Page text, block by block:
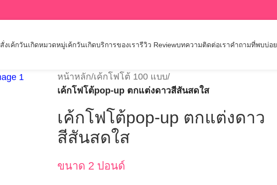
สั่งเค้กวันเกิดหมวดหมู่เค้กวันเกิดบริการของเรารีวิว Reviewบทความติดต่อเราคำถามที่พบบ่อย
หน้าหลัก/เค้กโฟโต้ 100 แบบ/
เค้กโฟโต้pop-up ตกแต่งดาวสีสันสดใส
เค้กโฟโต้pop-up ตกแต่งดาว
สีสันสดใส
ขนาด 2 ปอนด์